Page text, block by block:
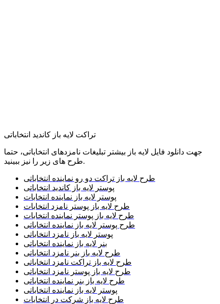
تراکت لایه باز کاندید انتخاباتی
جهت دانلود فایل لایه باز بیشتر تبلیغات نامزدهای انتخاباتی، حتما
طرح های زیر را نیز ببینید.
طرح لایه باز تراکت دو رو نماینده انتخاباتی
پوستر لایه باز کاندید انتخاباتی
پوستر لایه باز نماینده انتخابات
طرح لایه باز پوستر نامزد انتخابات
طرح لایه باز پوستر نماینده انتخابات
طرح پوستر لایه باز نماینده انتخاباتی
پوستر لایه باز نامزد انتخاباتی
بنر لایه باز نماینده انتخاباتی
طرح لایه باز بنر نامزد انتخاباتی
طرح لایه باز تراکت نامزد انتخاباتی
طرح لایه باز پوستر نامزد انتخاباتی
طرح لایه باز بنر نماینده انتخاباتی
پوستر لایه باز نماینده انتخاباتی
طرح لایه باز شرکت در انتخابات